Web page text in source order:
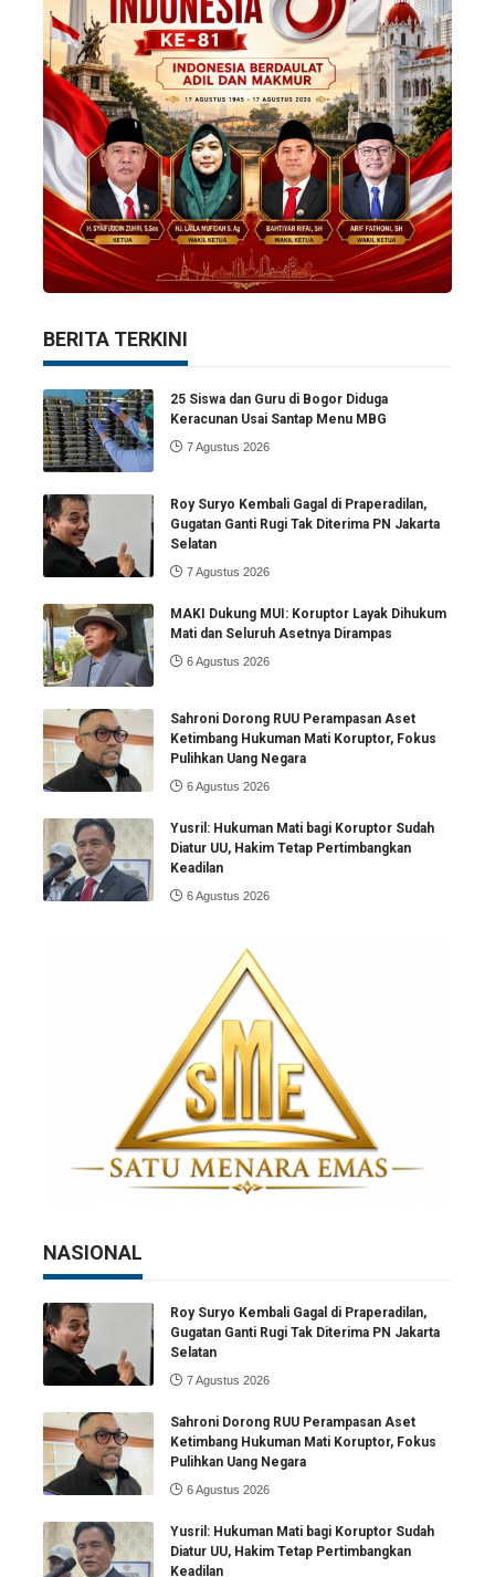
BERITA TERKINI
25 Siswa dan Guru di Bogor Diduga
Keracunan Usai Santap Menu MBG
7 Agustus 2026
Roy Suryo Kembali Gagal di Praperadilan,
Gugatan Ganti Rugi Tak Diterima PN Jakarta
Selatan
7 Agustus 2026
MAKI Dukung MUI: Koruptor Layak Dihukum
Mati dan Seluruh Asetnya Dirampas
6 Agustus 2026
Sahroni Dorong RUU Perampasan Aset
Ketimbang Hukuman Mati Koruptor, Fokus
Pulihkan Uang Negara
6 Agustus 2026
Yusril: Hukuman Mati bagi Koruptor Sudah
Diatur UU, Hakim Tetap Pertimbangkan
Keadilan
6 Agustus 2026
NASIONAL
Roy Suryo Kembali Gagal di Praperadilan,
Gugatan Ganti Rugi Tak Diterima PN Jakarta
Selatan
7 Agustus 2026
Sahroni Dorong RUU Perampasan Aset
Ketimbang Hukuman Mati Koruptor, Fokus
Pulihkan Uang Negara
6 Agustus 2026
Yusril: Hukuman Mati bagi Koruptor Sudah
Diatur UU, Hakim Tetap Pertimbangkan
Keadilan